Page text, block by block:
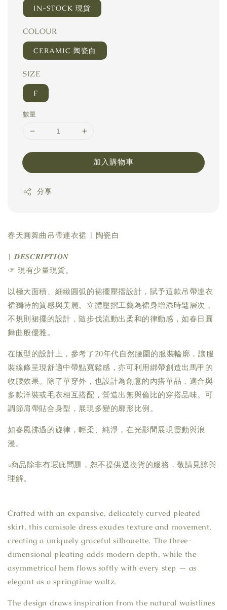
IN-STOCK 現貨
COLOUR
CERAMIC 陶瓷白
SIZE
F
數量
加入購物車
分享
春天圓舞曲吊帶連衣裙 | 陶瓷白
| 𝑫𝑬𝑺𝑪𝑹𝑰𝑷𝑻𝑰𝑶𝑵
☞ 現有少量現貨。
以極大面積、細緻圓弧的裙擺壓摺設計，賦予這款吊帶連衣
裙獨特的質感與美麗。立體壓摺工藝為裙身增添時髦層次，
不規則裙擺的設計，隨步伐流動出柔和的律動感，如春日圓
舞曲般優雅。
在版型的設計上，參考了20年代自然腰圍的服裝輪廓，讓服
裝線條呈現舒適中帶點寬鬆感，亦可利用綁帶創造出馬甲的
收腰效果。除了單穿外，也設計為創意的內搭單品，適合與
多款洋裝或毛衣相互搭配，營造出無與倫比的穿搭品味。可
調節肩帶貼合身型，展現多變的廓形比例。
如春風拂過的旋律，輕柔、純淨，在光影間展現靈動與浪
漫。
▫商品除非有瑕疵問題，恕不提供退換貨的服務，敬請見諒與
理解。
Crafted with an expansive, delicately curved pleated
skirt, this camisole dress exudes texture and movement,
creating a uniquely graceful silhouette. The three-
dimensional pleating adds modern depth, while the
asymmetrical hem flows softly with every step — as
elegant as a springtime waltz.
The design draws inspiration from the natural waistlines